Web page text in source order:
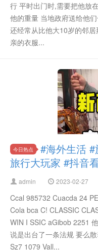
行 平时出门时,需要把他放
他的重量 当地政府送给他
还经常从比他大10岁的邻
亲的衣服...
今日热点
#海外生活
旅行大玩家 #抖音
admin 2023-02-27
Ccal 985732 Cuacda 24
Cola bca C! CLASSIC
WIN I SSIC aGibob 2251
说是出台了一条法规 要么
Sz7 1079 Vall...